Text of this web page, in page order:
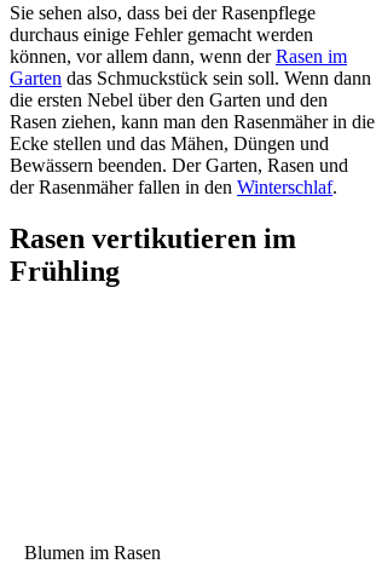
Sie sehen also, dass bei der Rasenpflege
durchaus einige Fehler gemacht werden
können, vor allem dann, wenn derRasen im
Garten das Schmuckstück sein soll. Wenn dann
die ersten Nebel über den Garten und den
Rasen ziehen, kann man den Rasenmäher in die
Ecke stellen und das Mähen, Düngen und
Bewässern beenden. Der Garten, Rasen und
der Rasenmäher fallen in den Winterschlaf.
Rasen vertikutieren im
Frühling
Blumen im Rasen